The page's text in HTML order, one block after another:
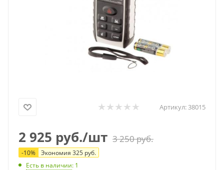
Артикул:38015
2 925 руб./шт 3 250руб.
-10% Экономия 325 руб.
Есть в наличии: 1